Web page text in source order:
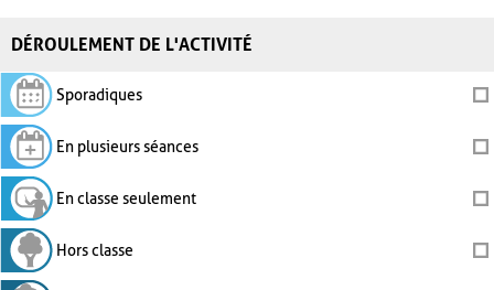
DÉROULEMENT DE L'ACTIVITÉ
Sporadiques
En plusieurs séances
En classe seulement
Hors classe